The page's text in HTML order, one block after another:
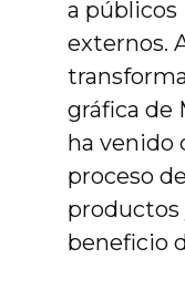
a
externos.
gráfica de
ha venido
proceso
productos
beneficio